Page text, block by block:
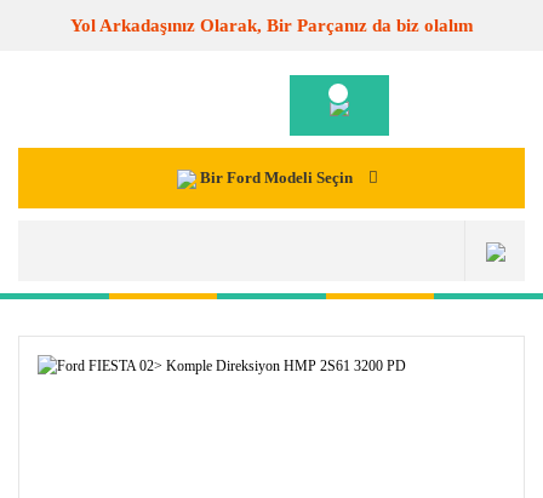
Yol Arkadaşınız Olarak, Bir Parçanız da biz olalım
Bir Ford Modeli Seçin